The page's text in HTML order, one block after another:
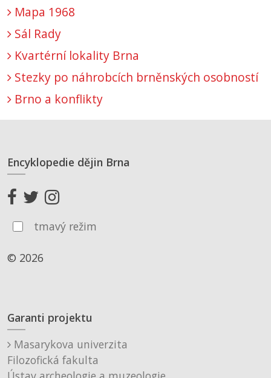
Mapa 1968
Sál Rady
Kvartérní lokality Brna
Stezky po náhrobcích brněnských osobností
Brno a konflikty
Encyklopedie dějin Brna
tmavý režim
© 2026
Garanti projektu
Masarykova univerzita
Filozofická fakulta